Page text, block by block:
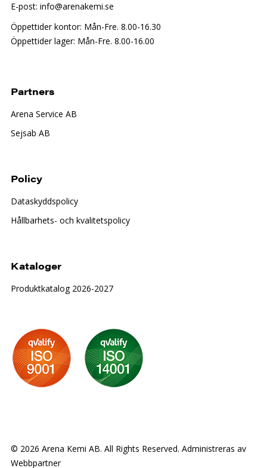
E-post: info@arenakemi.se
Öppettider kontor: Mån-Fre. 8.00-16.30
Öppettider lager: Mån-Fre. 8.00-16.00
Partners
Arena Service AB
Sejsab AB
Policy
Dataskyddspolicy
Hållbarhets- och kvalitetspolicy
Kataloger
Produktkatalog 2026-2027
© 2026 Arena Kemi AB. All Rights Reserved. Administreras av
Webbpartner